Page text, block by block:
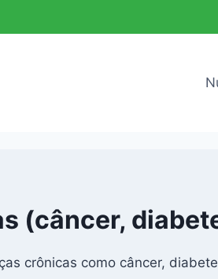
(câncer,
crônicas como câncer,